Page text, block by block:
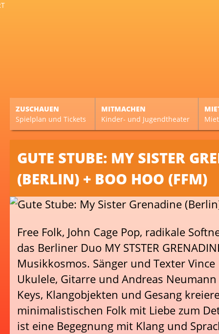
ZUSCHAUEN
Spielplan und Tickets
MITMACHEN
Kinder- und Jugendtheater
GUTE STUBE: MY SISTER
(BERLIN) + BOO HOO (FFM)
Free Folk, John Cage Pop, radikale
das Berliner Duo MY STSTER
Musikkosmos. Sänger und Texter
Ukulele, Gitarre und Andreas
Keys, Klangobjekten und Gesang
minimalistischen Folk mit Liebe zum
ist eine Begegnung mit Klang und